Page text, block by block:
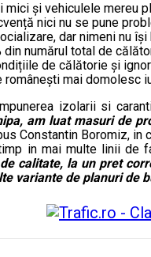
și vehiculele mereu
nici nu se pune
dar nimeni nu
numărul total de
de călătorie și
mai domolesc
izolarii si
am luat masuri de
Constantin Boromiz, in
in mai multe linii de
calitate, la un pret
variante de planuri de